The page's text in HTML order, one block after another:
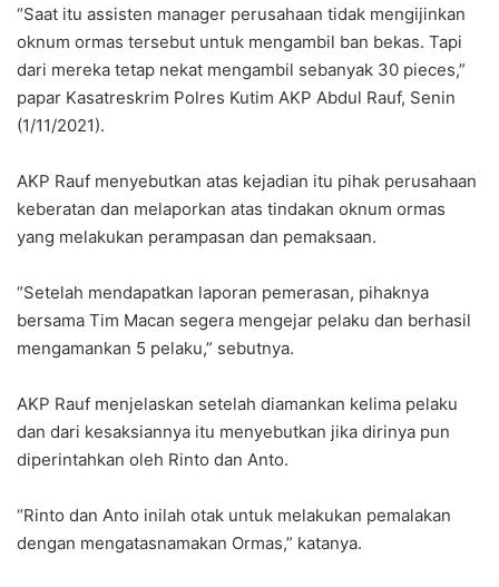
“Saat itu assisten manager perusahaan tidak mengijinkan
oknum ormas tersebut untuk mengambil ban bekas. Tapi
dari mereka tetap nekat mengambil sebanyak 30 pieces,”
papar Kasatreskrim Polres Kutim AKP Abdul Rauf, Senin
(1/11/2021).
AKP Rauf menyebutkan atas kejadian itu pihak perusahaan
keberatan dan melaporkan atas tindakan oknum ormas
yang melakukan perampasan dan pemaksaan.
“Setelah mendapatkan laporan pemerasan, pihaknya
bersama Tim Macan segera mengejar pelaku dan berhasil
mengamankan 5 pelaku,” sebutnya.
AKP Rauf menjelaskan setelah diamankan kelima pelaku
dan dari kesaksiannya itu menyebutkan jika dirinya pun
diperintahkan oleh Rinto dan Anto.
“Rinto dan Anto inilah otak untuk melakukan pemalakan
dengan mengatasnamakan Ormas,” katanya.